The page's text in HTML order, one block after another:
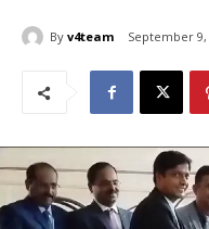
By v4team September 9,